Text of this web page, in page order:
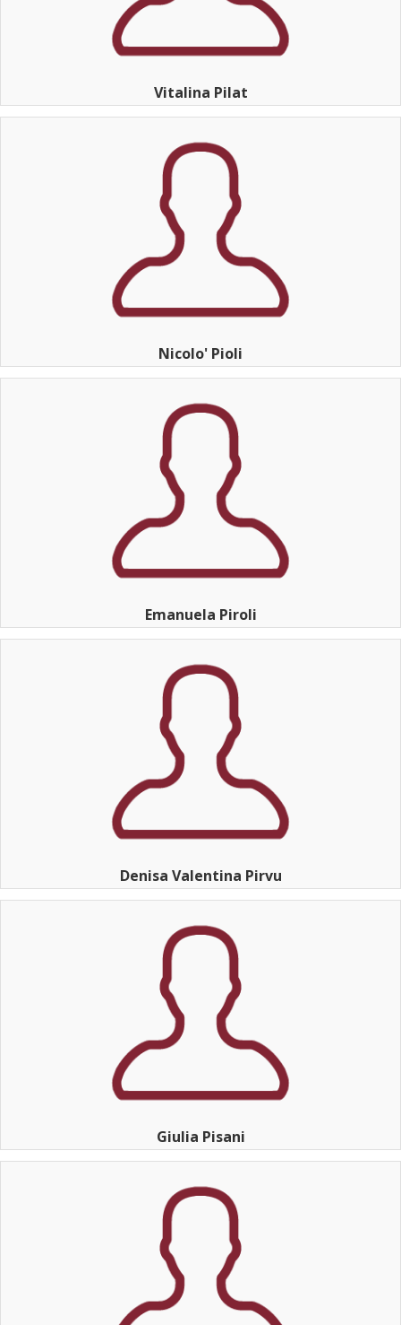
Vitalina Pilat
Nicolo' Pioli
Emanuela Piroli
Denisa Valentina Pirvu
Giulia Pisani